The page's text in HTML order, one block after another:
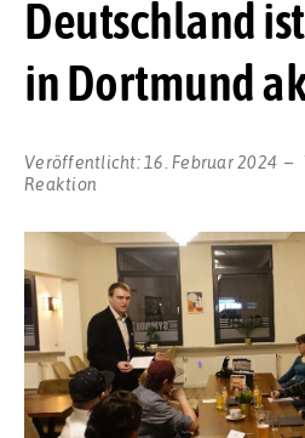
Deutschland
in Dortmund
Veröffentlicht: 16. Februar 2024
Reaktion